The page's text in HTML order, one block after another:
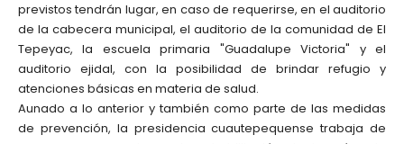
previstos tendrán lugar, en caso de requerirse, en el auditorio
de la cabecera municipal, el auditorio de la comunidad de El
Tepeyac, la escuela primaria "Guadalupe Victoria" y el
auditorio ejidal, con la posibilidad de brindar refugio y
atenciones básicas en materia de salud.
Aunado a lo anterior y también como parte de las medidas
de prevención, la presidencia cuautepequense trabaja de